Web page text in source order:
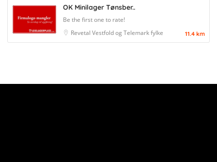
OK Minilager Tønsber..
Be the first one to rate!
Revetal Vestfold og Telemark fylke 11.4 km